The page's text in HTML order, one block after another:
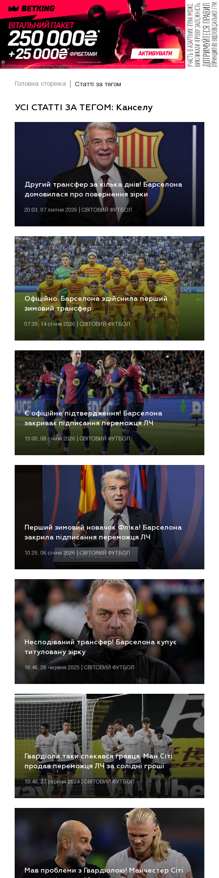
Головна сторінка Статті за тегом
УСІ СТАТТІ ЗА ТЕГОМ: Канселу
Другий трансфер за кілька днів! Барселона
домовилася про повернення зірки
20:03, 07 липня 2026 | СВІТОВИЙ ФУТБОЛ
Офіційно. Барселона здійснила перший
зимовий трансфер
07:39, 14 січня 2026 | СВІТОВИЙ ФУТБОЛ
Є офіційне підтвердження! Барселона
закриває підписання переможця ЛЧ
15:00, 08 січня 2026 | СВІТОВИЙ ФУТБОЛ
Перший зимовий новачок Фліка! Барселона
закрила підписання переможця ЛЧ
10:29, 06 січня 2026 | СВІТОВИЙ ФУТБОЛ
Несподіваний трансфер! Барселона купує
титуловану зірку
16:46, 28 червня 2025 | СВІТОВИЙ ФУТБОЛ
Гвардіола таки спекався гравця. Ман Сіті
продав переможця ЛЧ за солідні гроші
19:49, 27 серпня 2024 | СВІТОВИЙ ФУТБОЛ
Мав проблеми з Гвардіолою! Манчестер Сіті